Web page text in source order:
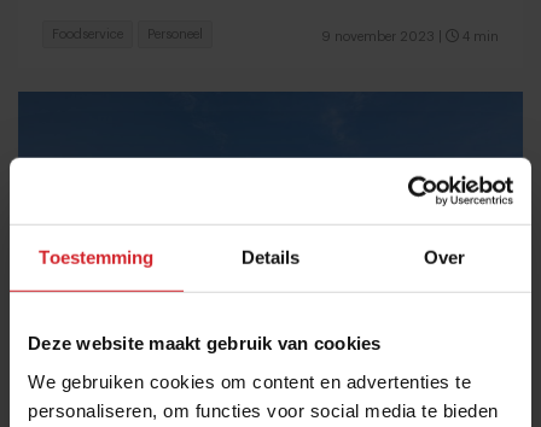
Toestemming Details Over
Deze website maakt gebruik van cookies
We gebruiken cookies om content en advertenties te
personaliseren, om functies voor social media te bieden
9 november 2023 4 min
Foodservice Personeel